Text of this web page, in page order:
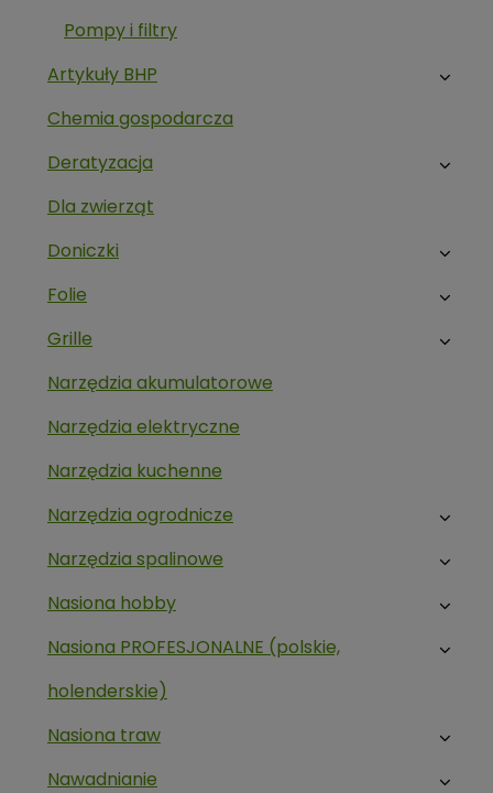
Pompy i filtry
Artykuły BHP
Chemia gospodarcza
Deratyzacja
Dla zwierząt
Doniczki
Folie
Grille
Narzędzia akumulatorowe
Narzędzia elektryczne
Narzędzia kuchenne
Narzędzia ogrodnicze
Narzędzia spalinowe
Nasiona hobby
Nasiona PROFESJONALNE (polskie,
holenderskie)
Nasiona traw
Nawadnianie